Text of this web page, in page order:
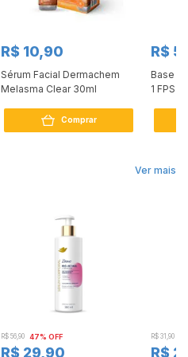
R$ 10,90
Sérum Facial Dermachem
Melasma Clear 30ml
Comprar
R$
Base
1
Ver mais
R$ 56,90 47% OFF
R$ 29,90
R$ 31,90
R$